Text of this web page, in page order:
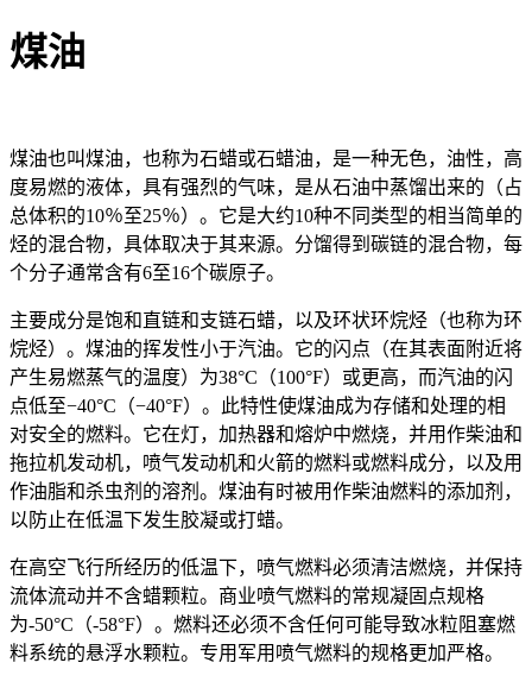
煤油
煤油也叫煤油，也称为石蜡或石蜡油，是一种无色，油性，高
度易燃的液体，具有强烈的气味，是从石油中蒸馏出来的（占
总体积的10％至25％）。它是大约10种不同类型的相当简单的
烃的混合物，具体取决于其来源。分馏得到碳链的混合物，每
个分子通常含有6至16个碳原子。
主要成分是饱和直链和支链石蜡，以及环状环烷烃（也称为环
烷烃）。煤油的挥发性小于汽油。它的闪点（在其表面附近将
产生易燃蒸气的温度）为38°C（100°F）或更高，而汽油的闪
点低至−40°C（−40°F）。此特性使煤油成为存储和处理的相
对安全的燃料。它在灯，加热器和熔炉中燃烧，并用作柴油和
拖拉机发动机，喷气发动机和火箭的燃料或燃料成分，以及用
作油脂和杀虫剂的溶剂。煤油有时被用作柴油燃料的添加剂，
以防止在低温下发生胶凝或打蜡。
在高空飞行所经历的低温下，喷气燃料必须清洁燃烧，并保持
流体流动并不含蜡颗粒。商业喷气燃料的常规凝固点规格
为-50°C（-58°F）。燃料还必须不含任何可能导致冰粒阻塞燃
料系统的悬浮水颗粒。专用军用喷气燃料的规格更加严格。